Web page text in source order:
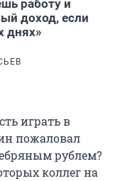
работу и
доход, если
днях»
играть в
пожаловал
рублем?
коллег на